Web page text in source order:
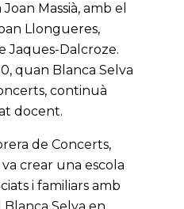
Massià, amb el
Llongueres,
Jaques-Dalcroze.
quan Blanca Selva
continuà
docent.
de Concerts,
crear una escola
i familiars amb